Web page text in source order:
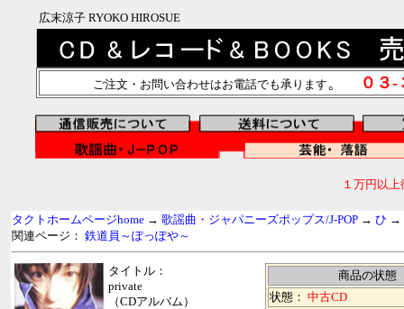
広末涼子 RYOKO HIROSUE
ご注文・お問い合わせはお電話でも承ります。 ０３
１万円以
タクトホームページhome → 歌謡曲・ジャパニーズポップス/J-POP → ひ →
関連ページ： 鉄道員～ぽっぽや～
タイトル：
private
（CDアルバム）
商品の状態
状態： 中古CD